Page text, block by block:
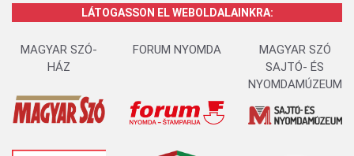
LÁTOGASSON EL WEBOLDALAINKRA:
MAGYAR SZÓ-
HÁZ
FORUM NYOMDA
MAGYAR SZÓ
SAJTÓ- ÉS
NYOMDAMÚZEUM